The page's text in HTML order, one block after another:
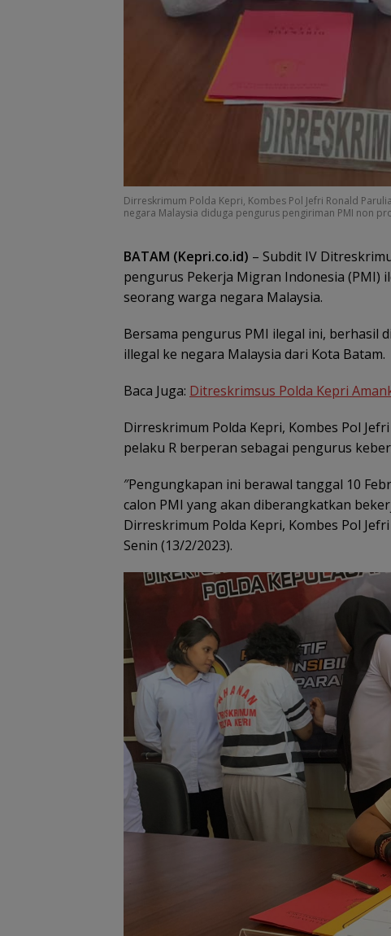
Dirreskrimum Polda Kepri, Kombes Pol Jefri Ronald
negara Malaysia diduga pengurus pengiriman PMI non
BATAM (Kepri.co.id) – Subdit IV
pengurus Pekerja Migran Indonesia (PMI)
seorang warga negara Malaysia.
Bersama pengurus PMI ilegal ini, berhasil
illegal ke negara Malaysia dari Kota Batam.
Baca Juga: Ditreskrimsus Polda Kepri
Dirreskrimum Polda Kepri, Kombes Pol
pelaku R berperan sebagai pengurus
″Pengungkapan ini berawal tanggal 10
calon PMI yang akan diberangkatkan
Dirreskrimum Polda Kepri, Kombes Pol
Senin (13/2/2023).
Raja Mustakim Ajak
Masyarakat Natuna
Perangi Hoaks dan
Perkuat Siskamling
Ekspor Ikan Natuna
Tembus Rp1,2 Miliar,
Karantina Kepri:
Semua Dalam
Keadaan Sehat